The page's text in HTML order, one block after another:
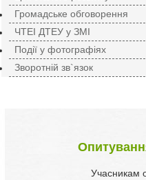
Громадське обговорення
ЧТЕІ ДТЕУ у ЗМІ
Події у фотографіях
Зворотній зв`язок
Учасникам